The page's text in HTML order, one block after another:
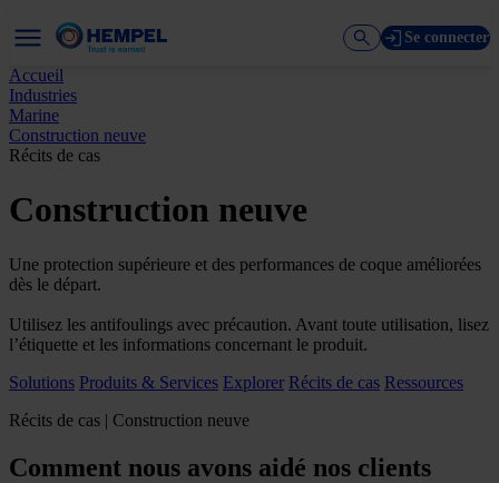
Se connecter
Accueil
Industries
Marine
Construction neuve
Récits de cas
Construction neuve
Une protection supérieure et des performances de coque améliorées
dès le départ.
Utilisez les antifoulings avec précaution. Avant toute utilisation, lisez
l’étiquette et les informations concernant le produit.
Solutions Produits & Services Explorer Récits de cas Ressources
Récits de cas | Construction neuve
Comment nous avons aidé nos clients